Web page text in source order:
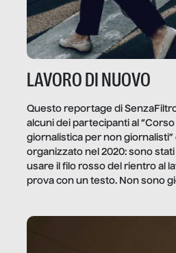
LAVORO DI NUOVO
Questo reportage di
alcuni dei partecipanti al
giornalistica per non
organizzato nel 2020: sono
usare il filo rosso del rientro al
prova con un testo. Non sono